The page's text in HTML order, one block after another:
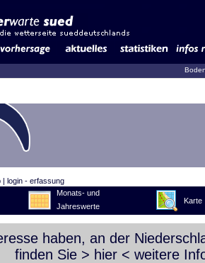
| login - erfassung
Monats- und
Jahreswerte
Karte
haben, an der
finden Sie > hier < weitere